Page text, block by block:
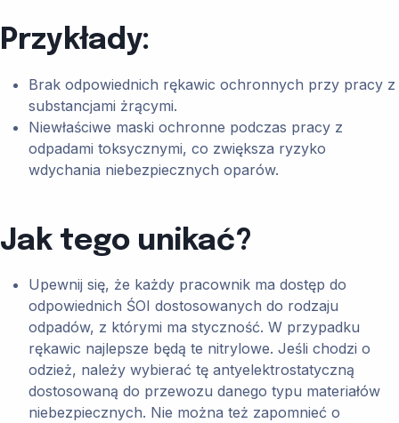
Przykłady:
Brak odpowiednich rękawic ochronnych przy pracy z
substancjami żrącymi.
Niewłaściwe maski ochronne podczas pracy z
odpadami toksycznymi, co zwiększa ryzyko
wdychania niebezpiecznych oparów.
Jak tego unikać?
Upewnij się, że każdy pracownik ma dostęp do
odpowiednich ŚOI dostosowanych do rodzaju
odpadów, z którymi ma styczność. W przypadku
rękawic najlepsze będą te nitrylowe. Jeśli chodzi o
odzież, należy wybierać tę antyelektrostatyczną
dostosowaną do przewozu danego typu materiałów
niebezpiecznych. Nie można też zapomnieć o